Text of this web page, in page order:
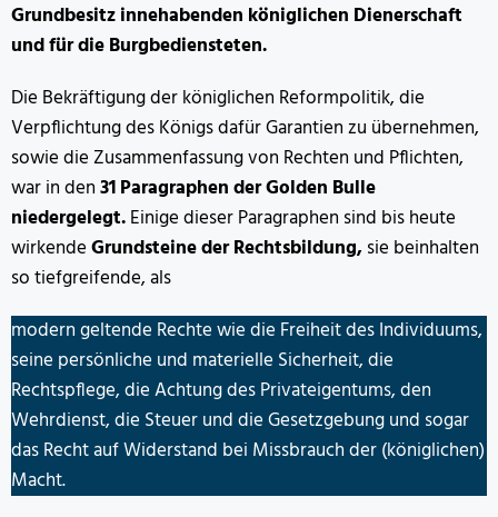
Grundbesitz innehabenden königlichen Dienerschaft
und für die Burgbediensteten.
Die Bekräftigung der königlichen Reformpolitik, die
Verpflichtung des Königs dafür Garantien zu übernehmen,
sowie die Zusammenfassung von Rechten und Pflichten,
war in den31 Paragraphen der Golden Bulle
niedergelegt.Einige dieser Paragraphen sind bis heute
wirkendeGrundsteine der Rechtsbildung,sie beinhalten
so tiefgreifende, als
modern geltende Rechte wie die Freiheit des Individuums,
seine persönliche und materielle Sicherheit, die
Rechtspflege, die Achtung des Privateigentums, den
Wehrdienst, die Steuer und die Gesetzgebung und sogar
das Recht auf Widerstand bei Missbrauch der (königlichen)
Macht.